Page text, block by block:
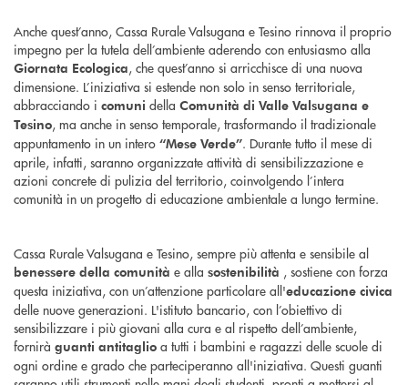
Anche quest’anno, Cassa Rurale Valsugana e Tesino rinnova il proprio
impegno per la tutela dell’ambiente aderendo con entusiasmo alla
Giornata Ecologica, che quest’anno si arricchisce di una nuova
dimensione. L’iniziativa si estende non solo in senso territoriale,
abbracciando i comuni della Comunità di Valle Valsugana e
Tesino, ma anche in senso temporale, trasformando il tradizionale
appuntamento in un intero “Mese Verde”. Durante tutto il mese di
aprile, infatti, saranno organizzate attività di sensibilizzazione e
azioni concrete di pulizia del territorio, coinvolgendo l’intera
comunità in un progetto di educazione ambientale a lungo termine.
Cassa Rurale Valsugana e Tesino, sempre più attenta e sensibile al
benessere della comunità e alla sostenibilità , sostiene con forza
questa iniziativa, con un’attenzione particolare all'educazione civica
delle nuove generazioni. L'istituto bancario, con l’obiettivo di
sensibilizzare i più giovani alla cura e al rispetto dell’ambiente,
fornirà guanti antitaglio a tutti i bambini e ragazzi delle scuole di
ogni ordine e grado che parteciperanno all'iniziativa. Questi guanti